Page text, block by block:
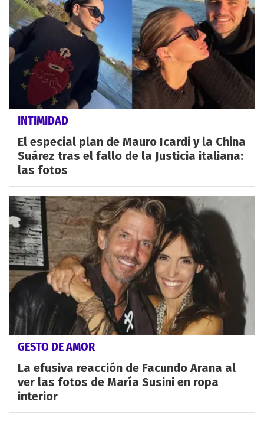
INTIMIDAD
El especial plan de Mauro Icardi y la China
Suárez tras el fallo de la Justicia italiana:
las fotos
GESTO DE AMOR
La efusiva reacción de Facundo Arana al
ver las fotos de María Susini en ropa
interior